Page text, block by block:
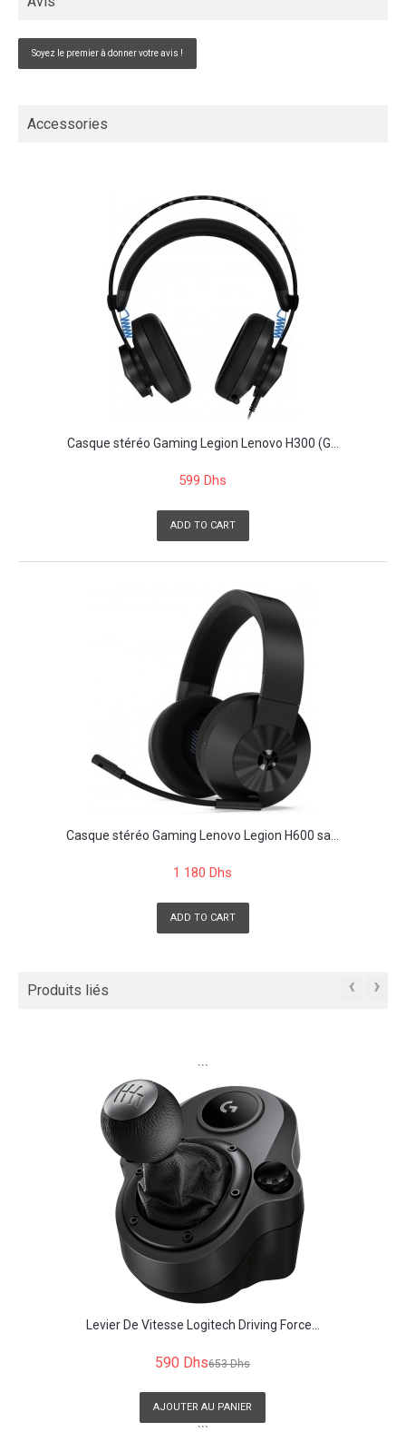
Soyez le premier à donner votre avis !
Accessories
Casque stéréo Gaming Legion Lenovo H300 (G...
599 Dhs
ADD TO CART
Casque stéréo Gaming Lenovo Legion H600 sa...
1 180 Dhs
ADD TO CART
Produits liés ‹ ›
```
Levier De Vitesse Logitech Driving Force...
590 Dhs653 Dhs
AJOUTER AU PANIER